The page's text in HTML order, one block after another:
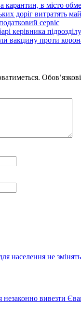
карантин, в місто
доріг витратять
сервіс
керівника
вакцину проти
населення не
вивезти